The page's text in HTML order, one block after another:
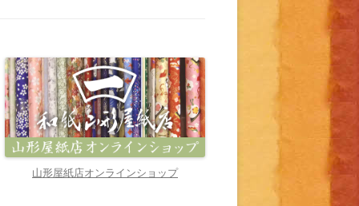
山形屋紙店オンラインショップ